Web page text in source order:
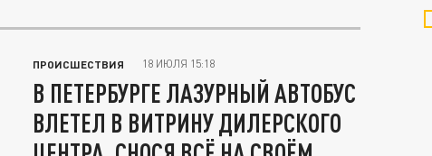
ПРОИСШЕСТВИЯ 18 ИЮЛЯ 15:18
В ПЕТЕРБУРГЕ ЛАЗУРНЫЙ АВТОБУС
ВЛЕТЕЛ В ВИТРИНУ ДИЛЕРСКОГО